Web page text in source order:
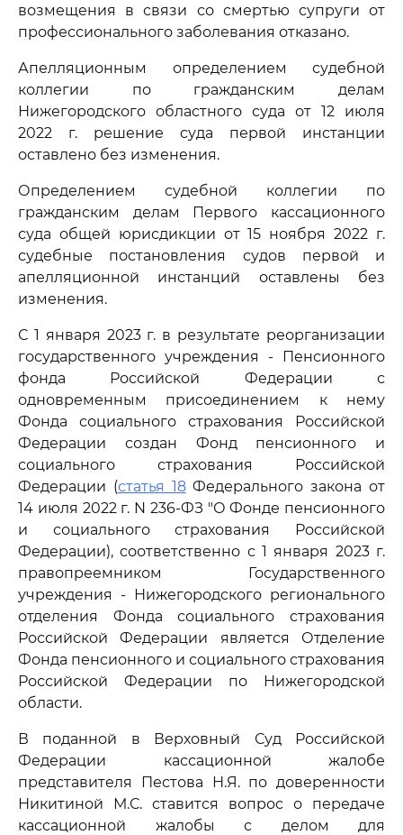
возмещения в связи со смертью супруги от
профессионального заболевания отказано.
Апелляционным определением судебной
коллегии по гражданским делам
Нижегородского областного суда от 12 июля
2022 г. решение суда первой инстанции
оставлено без изменения.
Определением судебной коллегии по
гражданским делам Первого кассационного
суда общей юрисдикции от 15 ноября 2022 г.
судебные постановления судов первой и
апелляционной инстанций оставлены без
изменения.
С 1 января 2023 г. в результате реорганизации
государственного учреждения - Пенсионного
фонда Российской Федерации с
одновременным присоединением к нему
Фонда социального страхования Российской
Федерации создан Фонд пенсионного и
социального страхования Российской
Федерации (статья 18Федерального закона от
14 июля 2022 г. N 236-ФЗ "О Фонде пенсионного
и социального страхования Российской
Федерации), соответственно с 1 января 2023 г.
правопреемником Государственного
учреждения - Нижегородского регионального
отделения Фонда социального страхования
Российской Федерации является Отделение
Фонда пенсионного и социального страхования
Российской Федерации по Нижегородской
области.
В поданной в Верховный Суд Российской
Федерации кассационной жалобе
представителя Пестова Н.Я. по доверенности
Никитиной М.С. ставится вопрос о передаче
кассационной жалобы с делом для